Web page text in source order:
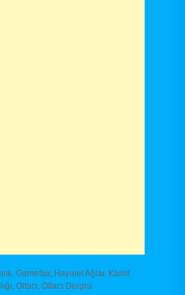
, Gamefair, Hayalet Ağlar, Kamil
, Oltacı, Oltacı Dergisi